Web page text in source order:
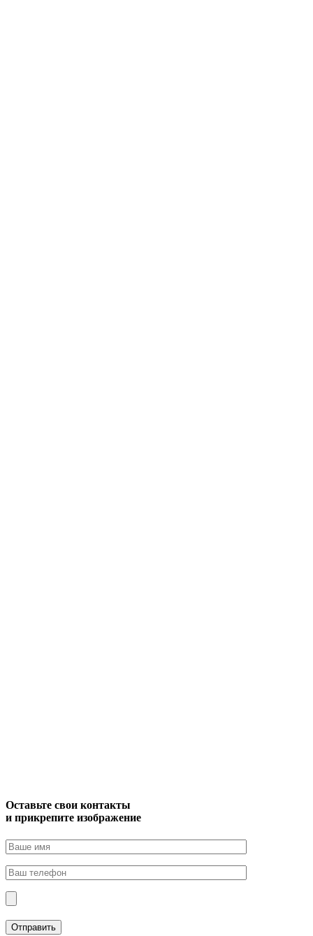
Оставьте свои контакты
и прикрепите изображение